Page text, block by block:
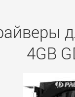
4GB